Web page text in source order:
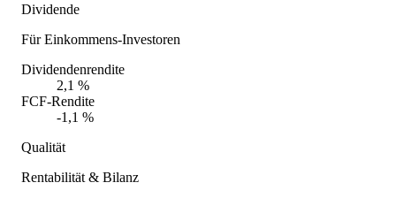
Dividende
Für Einkommens-Investoren
Dividendenrendite
2,1 %
FCF-Rendite
-1,1 %
Qualität
Rentabilität & Bilanz